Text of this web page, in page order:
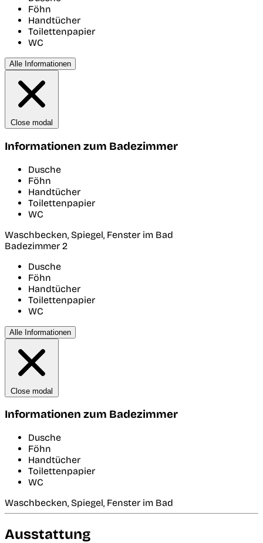
Föhn
Handtücher
Toilettenpapier
WC
Alle Informationen
Close modal
Informationen zum Badezimmer
Dusche
Föhn
Handtücher
Toilettenpapier
WC
Waschbecken, Spiegel, Fenster im Bad
Badezimmer 2
Dusche
Föhn
Handtücher
Toilettenpapier
WC
Alle Informationen
Close modal
Informationen zum Badezimmer
Dusche
Föhn
Handtücher
Toilettenpapier
WC
Waschbecken, Spiegel, Fenster im Bad
Ausstattung